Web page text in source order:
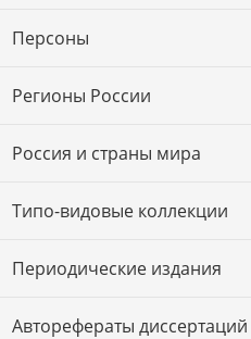
Персоны
Регионы России
Россия и страны мира
Типо-видовые коллекции
Периодические издания
Авторефераты диссертаций